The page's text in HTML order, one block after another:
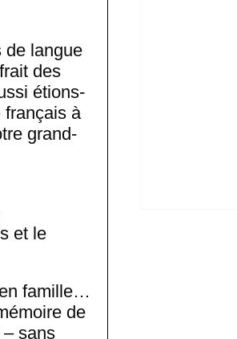
de langue
des
étions-
français à
grand-
et le
famille…
de
– sans